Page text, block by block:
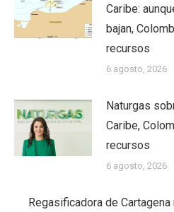
Caribe:
bajan,
recursos
6 agosto, 2026
Naturgas
Caribe,
recursos
6 agosto, 2026
Regasificadora de